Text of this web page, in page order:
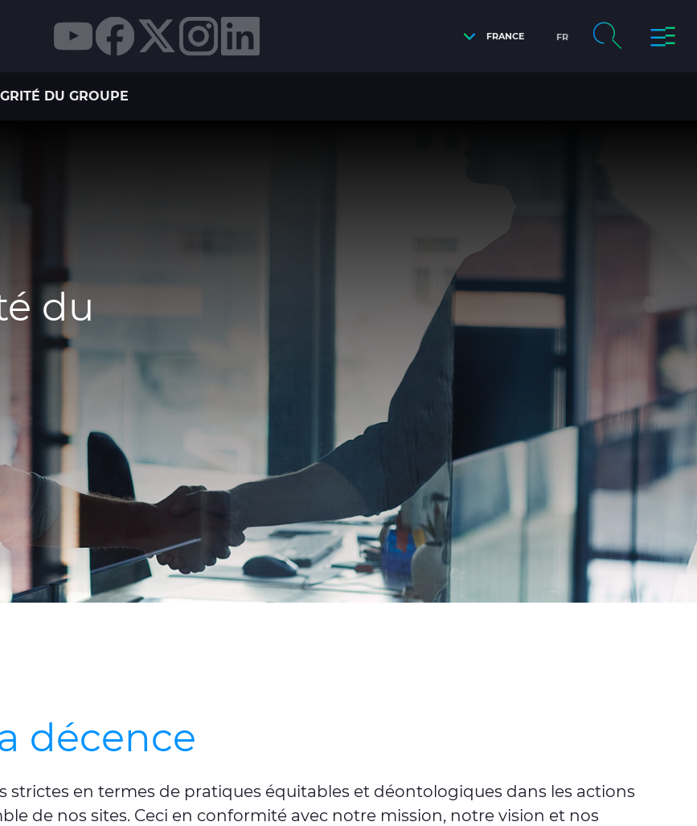
FRANCE FR
DU GROUPE
du
décence
strictes en termes de pratiques équitables et déontologiques dans les actions
de nos sites. Ceci en conformité avec notre mission, notre vision et nos